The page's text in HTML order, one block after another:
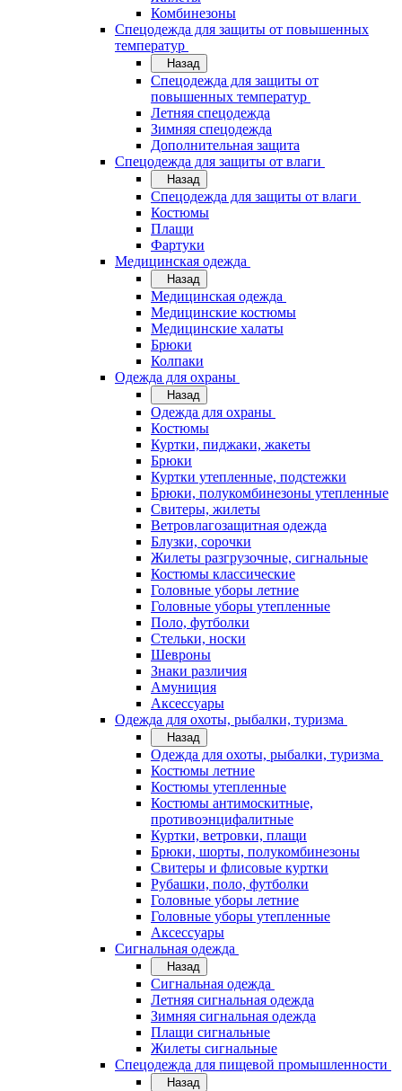
Комбинезоны
Спецодежда для защиты от повышенных
температур
Назад
Спецодежда для защиты от
повышенных температур
Летняя спецодежда
Зимняя спецодежда
Дополнительная защита
Спецодежда для защиты от влаги
Назад
Спецодежда для защиты от влаги
Костюмы
Плащи
Фартуки
Медицинская одежда
Назад
Медицинская одежда
Медицинские костюмы
Медицинские халаты
Брюки
Колпаки
Одежда для охраны
Назад
Одежда для охраны
Костюмы
Куртки, пиджаки, жакеты
Брюки
Куртки утепленные, подстежки
Брюки, полукомбинезоны утепленные
Свитеры, жилеты
Ветровлагозащитная одежда
Блузки, сорочки
Жилеты разгрузочные, сигнальные
Костюмы классические
Головные уборы летние
Головные уборы утепленные
Поло, футболки
Стельки, носки
Шевроны
Знаки различия
Амуниция
Аксессуары
Одежда для охоты, рыбалки, туризма
Назад
Одежда для охоты, рыбалки, туризма
Костюмы летние
Костюмы утепленные
Костюмы антимоскитные,
противоэнцифалитные
Куртки, ветровки, плащи
Брюки, шорты, полукомбинезоны
Свитеры и флисовые куртки
Рубашки, поло, футболки
Головные уборы летние
Головные уборы утепленные
Аксессуары
Сигнальная одежда
Назад
Сигнальная одежда
Летняя сигнальная одежда
Зимняя сигнальная одежда
Плащи сигнальные
Жилеты сигнальные
Спецодежда для пищевой промышленности
Назад